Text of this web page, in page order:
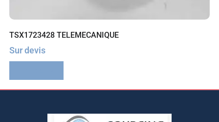
TSX1723428 TELEMECANIQUE
Sur devis